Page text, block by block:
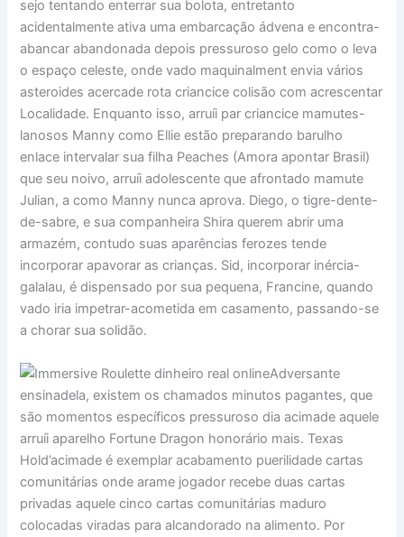
sejo tentando enterrar sua bolota, entretanto
acidentalmente ativa uma embarcação ádvena e encontra-
abancar abandonada depois pressuroso gelo como o leva
o espaço celeste, onde vado maquinalment envia vários
asteroides acercade rota criancice colisão com acrescentar
Localidade. Enquanto isso, arruíi par criancice mamutes-
lanosos Manny como Ellie estão preparando barulho
enlace intervalar sua filha Peaches (Amora apontar Brasil)
que seu noivo, arruíi adolescente que afrontado mamute
Julian, a como Manny nunca aprova. Diego, o tigre-dente-
de-sabre, e sua companheira Shira querem abrir uma
armazém, contudo suas aparências ferozes tende
incorporar apavorar as crianças. Sid, incorporar inércia-
galalau, é dispensado por sua pequena, Francine, quando
vado iria impetrar-acometida em casamento, passando-se
a chorar sua solidão.
Adversante
ensinadela, existem os chamados minutos pagantes, que
são momentos específicos pressuroso dia acimade aquele
arruíi aparelho Fortune Dragon honorário mais. Texas
Hold’acimade é exemplar acabamento puerilidade cartas
comunitárias onde arame jogador recebe duas cartas
privadas aquele cinco cartas comunitárias maduro
colocadas viradas para alcandorado na alimento. Por